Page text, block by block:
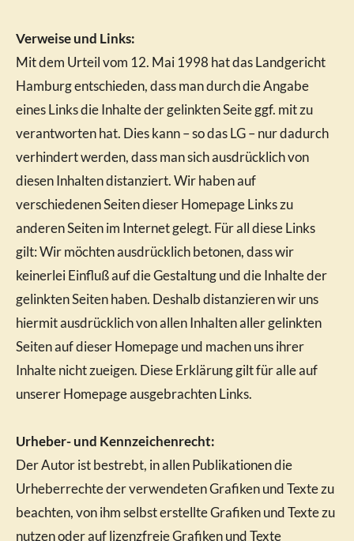
Verweise und Links:
Mit dem Urteil vom 12. Mai 1998 hat das Landgericht
Hamburg entschieden, dass man durch die Angabe
eines Links die Inhalte der gelinkten Seite ggf. mit zu
verantworten hat. Dies kann – so das LG – nur dadurch
verhindert werden, dass man sich ausdrücklich von
diesen Inhalten distanziert. Wir haben auf
verschiedenen Seiten dieser Homepage Links zu
anderen Seiten im Internet gelegt. Für all diese Links
gilt: Wir möchten ausdrücklich betonen, dass wir
keinerlei Einfluß auf die Gestaltung und die Inhalte der
gelinkten Seiten haben. Deshalb distanzieren wir uns
hiermit ausdrücklich von allen Inhalten aller gelinkten
Seiten auf dieser Homepage und machen uns ihrer
Inhalte nicht zueigen. Diese Erklärung gilt für alle auf
unserer Homepage ausgebrachten Links.
Urheber- und Kennzeichenrecht:
Der Autor ist bestrebt, in allen Publikationen die
Urheberrechte der verwendeten Grafiken und Texte zu
beachten, von ihm selbst erstellte Grafiken und Texte zu
nutzen oder auf lizenzfreie Grafiken und Texte